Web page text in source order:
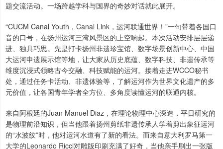
题交流活动。一场跨越学科与国界的奇妙对话就此展开。
“CUCM Canal Youth，Canal Link，运河联通世界！”一句带着各国口
音的口号，在扬州运河三湾风景区的上空响起。本次活动安排层层递
进、独具巧思。先是打卡扬州非遗珍宝馆、数字场景创新中心、中国
大运河申遗展示馆等地，让大家从历史底蕴、数字科技、非遗传承等
维度沉浸式领略古今交融、科技赋能的运河。接着走进WCCO秘书
处，通过任务卡活动、非遗体验等，了解运河作为世界文化遗产的多
元价值，让各国青年学者全方位、多角度读懂运河的联通内核。
来自阿根廷的Juan Manuel Diaz，在理论物理中心深造，平日研究的
是物理前沿知识，但当他跟着扬州剪纸非遗传承人学着剪出象征运河
的“水波纹”时，他对运河水道有了新的看法。而来自意大利罗马第一
大学的Leonardo Ricci对雕版印刷充满了好奇，当他亲手刷出一张版